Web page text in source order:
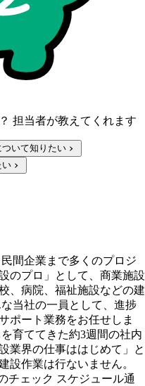
担当者が教えてくれます
いて知りたい
い
間企業まで多くのプロジ
のプロ」として、商業施設
、病院、福祉施設などの建
当社の一員として、進捗
ポート業務をお任せしま
育ててきた約3週間の社内
業界の仕事ははじめて」と
設作業は行ないません。
チェック スケジュール通